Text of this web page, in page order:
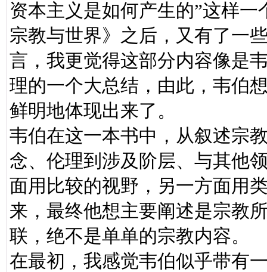
资本主义是如何产生的”这样
宗教与世界》之后，又有了一
言，我更觉得这部分内容像是
理的一个大总结，由此，韦伯
鲜明地体现出来了。
韦伯在这一本书中，从叙述宗
念、伦理到涉及阶层、与其他
面用比较的视野，另一方面用
来，最终他想主要阐述是宗教
联，绝不是单单的宗教内容。
在最初，我感觉韦伯似乎带有